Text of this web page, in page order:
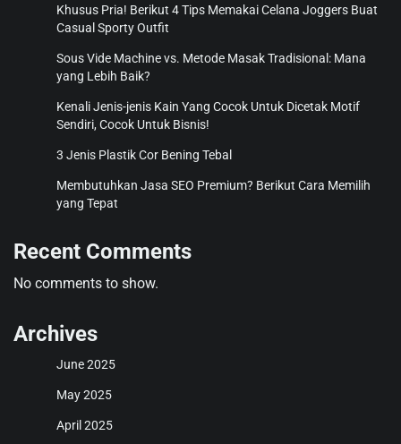
Khusus Pria! Berikut 4 Tips Memakai Celana Joggers Buat
Casual Sporty Outfit
Sous Vide Machine vs. Metode Masak Tradisional: Mana
yang Lebih Baik?
Kenali Jenis-jenis Kain Yang Cocok Untuk Dicetak Motif
Sendiri, Cocok Untuk Bisnis!
3 Jenis Plastik Cor Bening Tebal
Membutuhkan Jasa SEO Premium? Berikut Cara Memilih
yang Tepat
Recent Comments
No comments to show.
Archives
June 2025
May 2025
April 2025